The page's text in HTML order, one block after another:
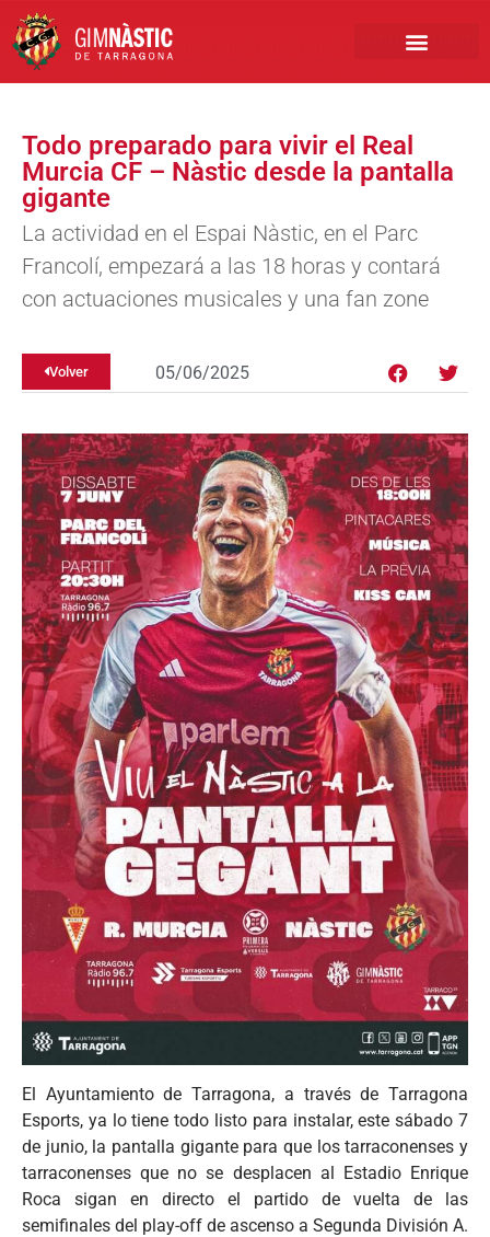
Todo preparado para vivir el Real
Murcia CF – Nàstic desde la pantalla
gigante
La actividad en el Espai Nàstic, en el Parc
Francolí, empezará a las 18 horas y contará
con actuaciones musicales y una fan zone
Volver 05/06/2025
El Ayuntamiento de Tarragona, a través de Tarragona
Esports, ya lo tiene todo listo para instalar, este sábado 7
de junio, la pantalla gigante para que los tarraconenses y
tarraconenses que no se desplacen al Estadio Enrique
Roca sigan en directo el partido de vuelta de las
semifinales del play-off de ascenso a Segunda División A.